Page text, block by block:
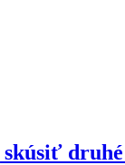
skúsiť